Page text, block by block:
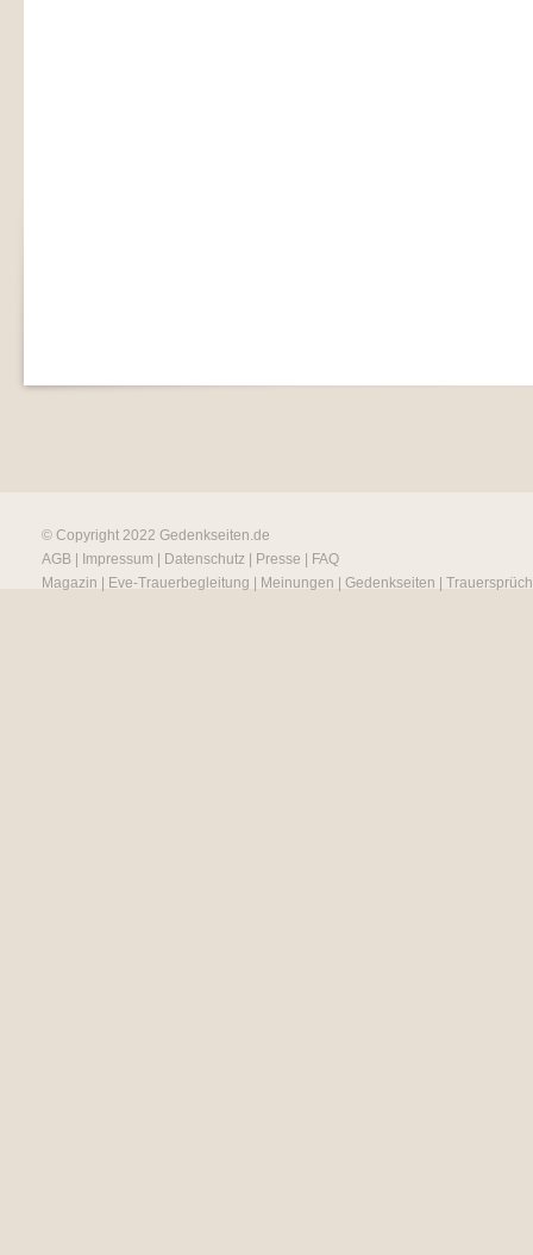
© Copyright 2022 Gedenkseiten.de
AGB
Impressum Datenschutz Presse
FAQ
Magazin
Eve-Trauerbegleitung Meinungen Gedenkseiten